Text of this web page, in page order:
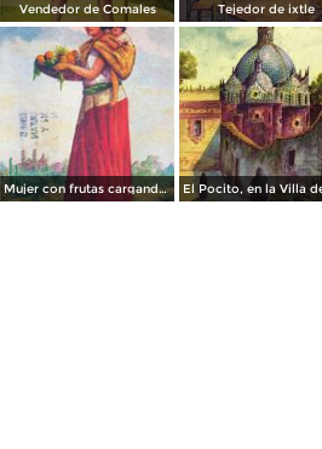
Vendedor de Comales Tejedor de ixtle
Mujer con frutas cargando un niño